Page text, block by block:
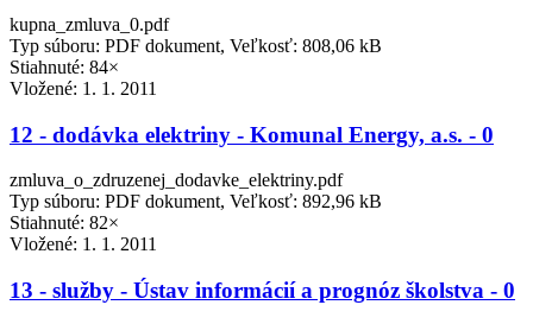
kupna_zmluva_0.pdf
Typ súboru: PDF dokument, Veľkosť: 808,06 kB
Stiahnuté: 84×
Vložené: 1. 1. 2011
12 - dodávka elektriny - Komunal Energy, a.s. - 0
zmluva_o_zdruzenej_dodavke_elektriny.pdf
Typ súboru: PDF dokument, Veľkosť: 892,96 kB
Stiahnuté: 82×
Vložené: 1. 1. 2011
13 - služby - Ústav informácií a prognóz školstva - 0